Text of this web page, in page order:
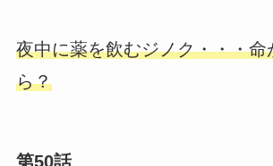
夜中に薬を飲むジノク・・・命
ら？
第50話